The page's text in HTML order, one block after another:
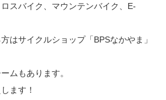
スバイク、マウンテンバイク、E-
はサイクルショップ「BPSなかやま」
ムもあります。
ます！